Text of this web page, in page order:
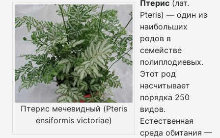
Птерис мечевидный (Pteris
ensiformis victoriae)
Птерис (лат.
Pteris) — один из
наибольших
родов в
семействе
полиплодиевых.
Этот род
насчитывает
порядка 250
видов.
Естественная
среда обитания —